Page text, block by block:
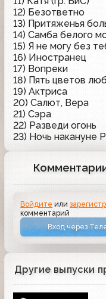
12) Безответно
13) Притяженья
14) Самба белого
15) Я не могу без
16) Иностранец
17) Вопреки
18) Пять цветов
19) Актриса
20) Салют, Вера
21) Сэра
22) Разведи огонь
23) Ночь накануне
Войдите или
комментарий
Вход через
Другие выпуски